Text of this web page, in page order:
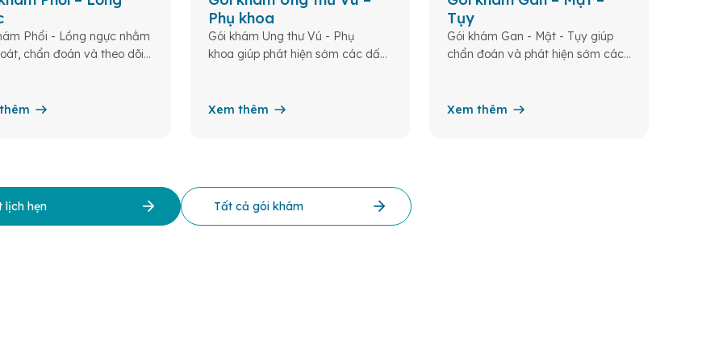
Phổi - Lồng ngực nhằm
chẩn đoán và theo dõi
Phụ khoa
Gói khám Ung thư Vú - Phụ
khoa giúp phát hiện sớm các dấu
khả năng điều trị thành công và
Xem thêm
Tụy
Gói khám Gan - Mật - Tụy giúp
chẩn đoán và phát hiện sớm các
Xem thêm
lịch hẹn Tất cả gói khám